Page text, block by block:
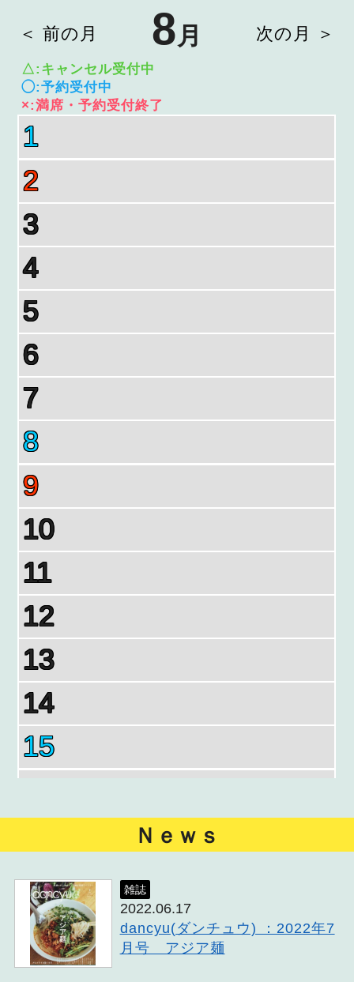
＜ 前の月 8月 次の月 ＞
△:キャンセル受付中
◯:予約受付中
×:満席・予約受付終了
1
2
3
4
5
6
7
8
9
10
11
12
13
14
15
18
19
20
Ｎｅｗｓ
雑誌
2022.06.17
dancyu(ダンチュウ) ：2022年7
月号 アジア麺